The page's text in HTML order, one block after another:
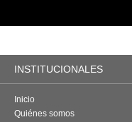
INSTITUCIONALES
Inicio
Quiénes somos